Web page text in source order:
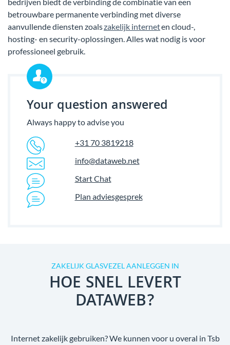
betrouwbare permanente verbinding met diverse
aanvullende diensten zoalszakelijk interneten cloud-,
hosting- en security-oplossingen. Alles wat nodig is voor
professioneel gebruik.
Your question answered
Always happy to advise you
+31 70 3819218
info@dataweb.net
Start Chat
Plan adviesgesprek
ZAKELIJK GLASVEZEL AANLEGGEN IN
HOE SNEL LEVERT
DATAWEB?
Internet zakelijk gebruiken? We kunnen voor u overal in Tsb